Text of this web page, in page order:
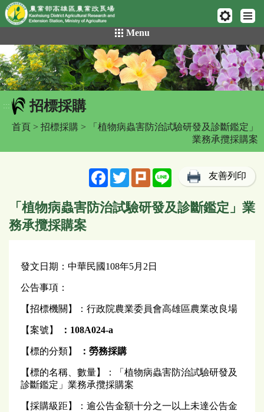
網頁置頂
到
主
要
內
容
區
Menu
::: 招標採購
首頁 > 招標採購 > 「植物病蟲害防治試驗研發及診斷鑑定」
業務承攬採購案
FacebookTwitterPlurk Line 友善列印
「植物病蟲害防治試驗研發及診斷鑑定」業
務承攬採購案
發文日期：中華民國108年5月2日
公告事項：
【招標機關】：行政院農業委員會高雄區農業改良場
【案號】 ： 108A024-a
【標的分類】 ： 勞務採購
【標的名稱、數量】：「植物病蟲害防治試驗研發及
診斷鑑定」業務承攬採購案
【採購級距】：逾公告金額十分之一以上未達公告金